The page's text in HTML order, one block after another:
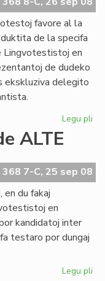
favore al la
de la specifa
Lingvotestistoj en
de dudeko
ekskluziva delegito
Legu pli
ALTE
368 7-C, 25 sep 08
en du fakaj
en
kandidatoj inter
testaro por dungaj
Legu pli